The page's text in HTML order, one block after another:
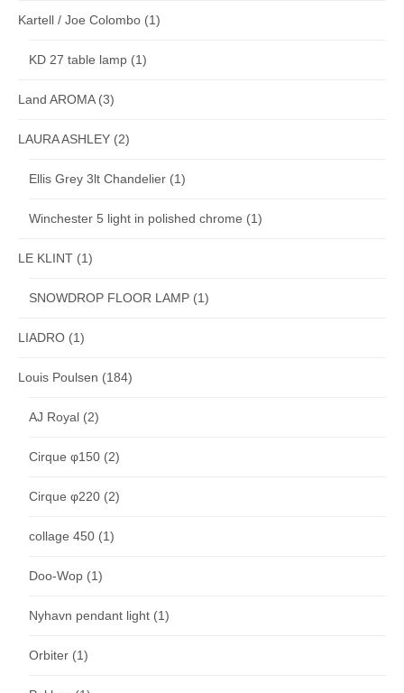
Kartell / Joe Colombo (1)
KD 27 table lamp (1)
Land AROMA(3)
LAURA ASHLEY (2)
Ellis Grey 3lt Chandelier (1)
Winchester 5 light in polished chrome (1)
LE KLINT (1)
SNOWDROP FLOOR LAMP (1)
LIADRO (1)
Louis Poulsen (184)
AJ Royal (2)
Cirque φ150 (2)
Cirque φ220 (2)
collage 450 (1)
Doo-Wop (1)
Nyhavn pendant light (1)
Orbiter (1)